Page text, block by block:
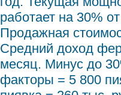
работает на 30%
Продажная
Средний доход
месяц. Минус до
факторы = 5 800